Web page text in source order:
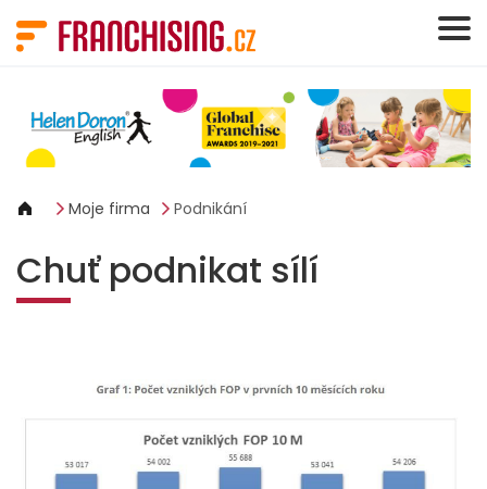
Moje firma Podnikání
Chuť podnikat sílí